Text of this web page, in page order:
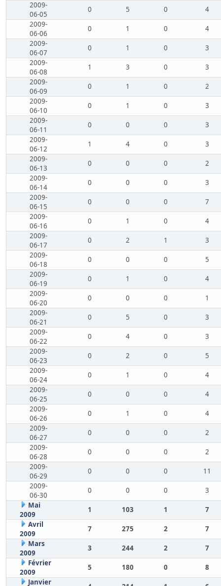
2009-
06-05
0 5 0
4
2009-
06-06
0 1 0
4
2009-
06-07
0 1 0
3
2009-
06-08
1 3 0
3
2009-
06-09
0 1 0
2
2009-
06-10
0 1 0
3
2009-
06-11
0 0 0
3
2009-
06-12
1 4 0
3
2009-
06-13
0 0 0
2
2009-
06-14
0 0 0
3
2009-
06-15
0 0 0
7
2009-
06-16
0 1 0
4
2009-
06-17
0 2 1
3
2009-
06-18
0 0 0
5
2009-
06-19
0 1 0
4
2009-
06-20
0 0 0
1
2009-
06-21
0 5 0
3
2009-
06-22
0 4 0
3
2009-
06-23
0 2 0
5
2009-
06-24
0 1 0
4
2009-
06-25
0 0 0
4
2009-
06-26
0 1 0
4
2009-
06-27
0 0 0
2
2009-
06-28
0 0 0
2
2009-
06-29
0 0 0
11
2009-
06-30
0 0 0
3
Mai
2009
1 103 1
7
Avril
2009
7 275 2
7
Mars
2009
3 244 2
7
Février
2009
5 180 0
8
Janvier